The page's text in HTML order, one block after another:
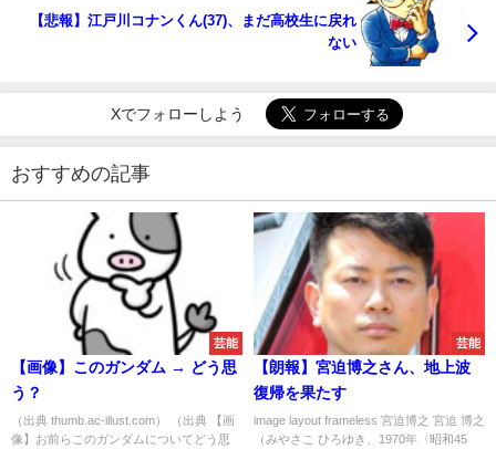
【悲報】江戸川コナンくん(37)、まだ高校生に戻れ
ない
Xでフォローしよう
おすすめの記事
芸能
【画像】このガンダム → どう思
う？
（出典 thumb.ac-illust.com） （出典 【画
像】お前らこのガンダムについてどう思
芸能
【朗報】宮迫博之さん、地上波
復帰を果たす
image layout frameless 宮迫博之 宮迫 博之
（みやさこ ひろゆき、1970年〈昭和45